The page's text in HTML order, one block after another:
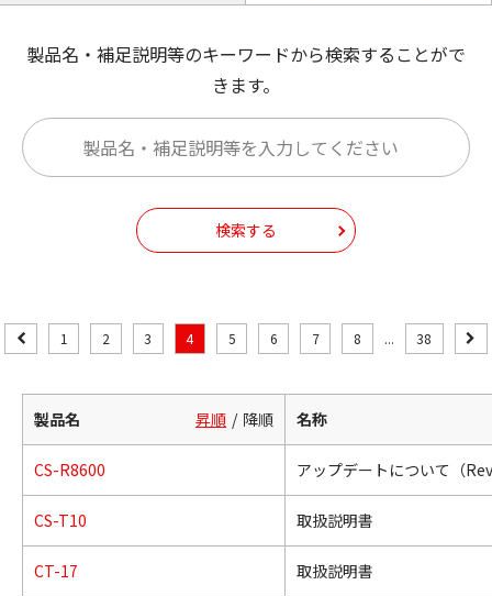
製品名・補足説明等のキーワードから検索することがで
きます。
検索する
1 2 3 4 5 6 7 8 ... 38
製品名 昇順 降順 名称
CS-R8600 アップデートについて（
CS-T10 取扱説明書
CT-17 取扱説明書